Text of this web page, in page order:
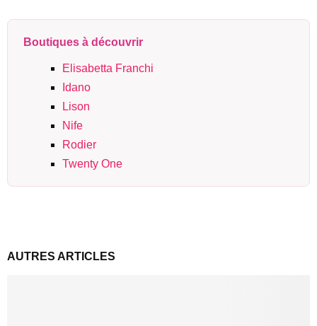
Boutiques à découvrir
Elisabetta Franchi
Idano
Lison
Nife
Rodier
Twenty One
AUTRES ARTICLES